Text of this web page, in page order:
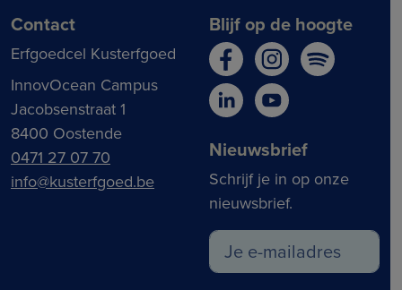
Contact
Erfgoedcel Kusterfgoed
InnovOcean Campus
Jacobsenstraat 1
8400 Oostende
0471 27 07 70
info@kusterfgoed.be
Blijf op de hoogte
Nieuwsbrief
Schrijf je in op onze
nieuwsbrief.